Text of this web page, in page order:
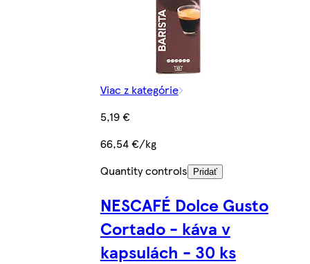
Viac z kategórie
5,19 €
66,54 €/kg
Quantity controls
Pridať
NESCAFÉ Dolce Gusto
Cortado - káva v
kapsulách - 30 ks